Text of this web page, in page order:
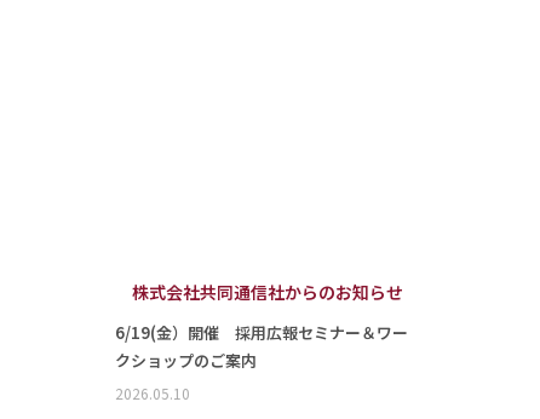
株式会社共同通信社からのお知らせ
6/19(金）開催 採用広報セミナー＆ワー
クショップのご案内
2026.05.10